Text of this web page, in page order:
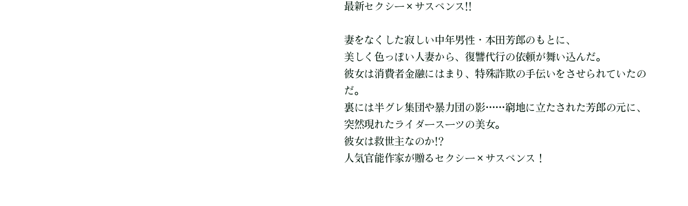
最新セクシー×サスペンス!!
妻をなくした寂しい中年男性・本田芳郎のもとに、
美しく色っぽい人妻から、復讐代行の依頼が舞い込んだ。
彼女は消費者金融にはまり、特殊詐欺の手伝いをさせられていたの
だ。
裏には半グレ集団や暴力団の影……窮地に立たされた芳郎の元に、
突然現れたライダースーツの美女。
彼女は救世主なのか!?
人気官能作家が贈るセクシー×サスペンス！